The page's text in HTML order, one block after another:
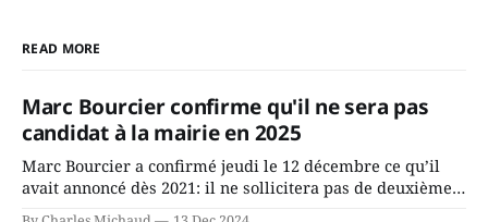
READ MORE
Marc Bourcier confirme qu'il ne sera pas
candidat à la mairie en 2025
Marc Bourcier a confirmé jeudi le 12 décembre ce qu’il
avait annoncé dès 2021: il ne sollicitera pas de deuxième